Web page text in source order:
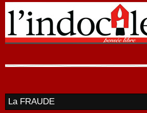
La FRAUDE